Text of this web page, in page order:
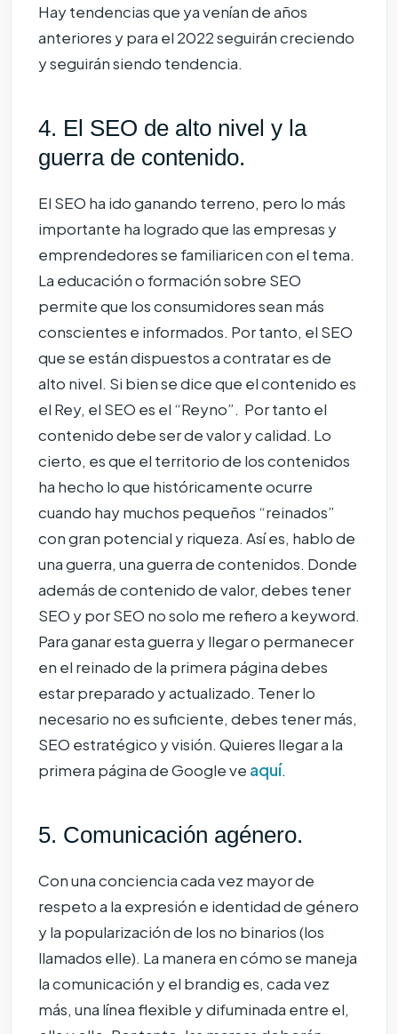
Hay tendencias que ya venían de años
anteriores y para el 2022 seguirán creciendo
y seguirán siendo tendencia.
4. El SEO de alto nivel y la
guerra de contenido.
El SEO ha ido ganando terreno, pero lo más
importante ha logrado que las empresas y
emprendedores se familiaricen con el tema.
La educación o formación sobre SEO
permite que los consumidores sean más
conscientes e informados. Por tanto, el SEO
que se están dispuestos a contratar es de
alto nivel. Si bien se dice que el contenido es
el Rey, el SEO es el “Reyno”. Por tanto el
contenido debe ser de valor y calidad. Lo
cierto, es que el territorio de los contenidos
ha hecho lo que históricamente ocurre
cuando hay muchos pequeños “reinados”
con gran potencial y riqueza. Así es, hablo de
una guerra, una guerra de contenidos. Donde
además de contenido de valor, debes tener
SEO y por SEO no solo me refiero a keyword.
Para ganar esta guerra y llegar o permanecer
en el reinado de la primera página debes
estar preparado y actualizado. Tener lo
necesario no es suficiente, debes tener más,
SEO estratégico y visión. Quieres llegar a la
primera página de Google ve aquí.
5. Comunicación agénero.
Con una conciencia cada vez mayor de
respeto a la expresión e identidad de género
y la popularización de los no binarios (los
llamados elle). La manera en cómo se maneja
la comunicación y el brandig es, cada vez
más, una línea flexible y difuminada entre el,